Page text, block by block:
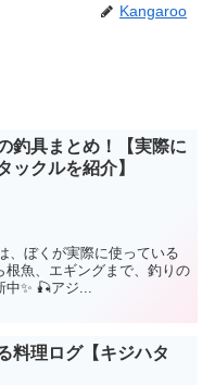
Kangaroo
釣具まとめ！【実際に
ックルを紹介】
、ぼくが実際に使っている
魚、エギングまで、釣りの
スタイルに合わせたタックルを随時更新中✨ 🎣アジ...
料理ログ【キジハタ